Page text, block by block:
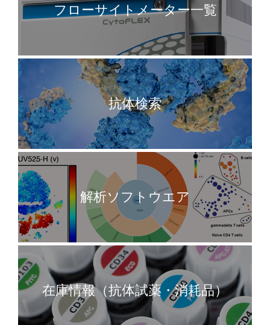
フローサイトメーター一覧
抗体検索
解析ソフトウエア
在庫情報（抗体試薬・消耗品）